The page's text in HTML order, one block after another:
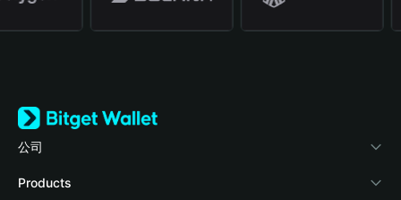
公司
關於 Bitget Wallet
Products